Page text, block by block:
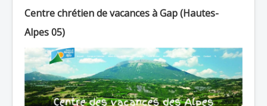
Centre chrétien de vacances à Gap (Hautes-
Alpes 05)